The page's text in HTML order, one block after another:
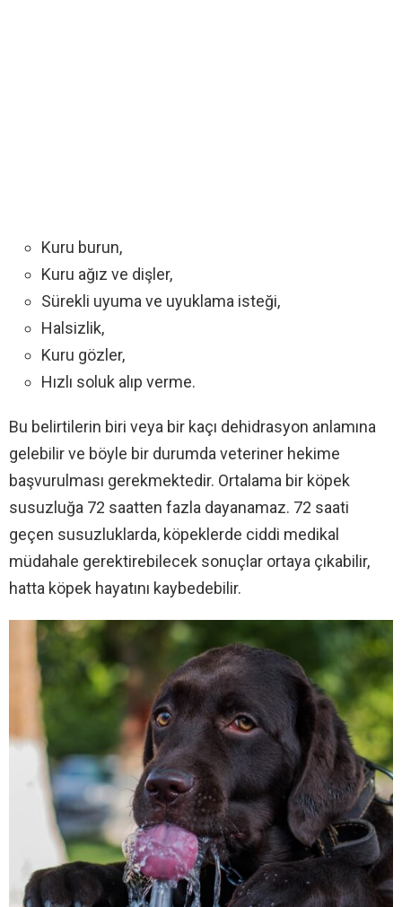
Kuru burun,
Kuru ağız ve dişler,
Sürekli uyuma ve uyuklama isteği,
Halsizlik,
Kuru gözler,
Hızlı soluk alıp verme.
Bu belirtilerin biri veya bir kaçı dehidrasyon anlamına
gelebilir ve böyle bir durumda veteriner hekime
başvurulması gerekmektedir. Ortalama bir köpek
susuzluğa 72 saatten fazla dayanamaz. 72 saati
geçen susuzluklarda, köpeklerde ciddi medikal
müdahale gerektirebilecek sonuçlar ortaya çıkabilir,
hatta köpek hayatını kaybedebilir.